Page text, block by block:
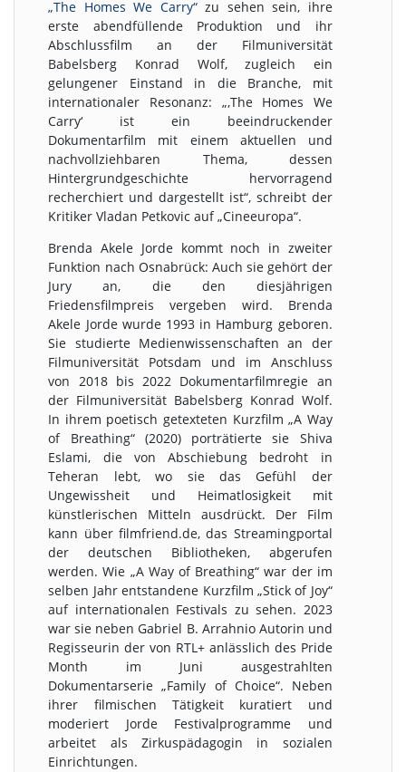
„The Homes We Carry“zu sehen sein, ihre
erste abendfüllende Produktion und ihr
Abschlussfilm an der Filmuniversität
Babelsberg Konrad Wolf, zugleich ein
gelungener Einstand in die Branche, mit
internationaler Resonanz: „‚The Homes We
Carry‘ ist ein beeindruckender
Dokumentarfilm mit einem aktuellen und
nachvollziehbaren Thema, dessen
Hintergrundgeschichte hervorragend
recherchiert und dargestellt ist“, schreibt der
Kritiker Vladan Petkovic auf „Cineeuropa“.
Brenda Akele Jorde kommt noch in zweiter
Funktion nach Osnabrück: Auch sie gehört der
Jury an, die den diesjährigen
Friedensfilmpreis vergeben wird. Brenda
Akele Jorde wurde 1993 in Hamburg geboren.
Sie studierte Medienwissenschaften an der
Filmuniversität Potsdam und im Anschluss
von 2018 bis 2022 Dokumentarfilmregie an
der Filmuniversität Babelsberg Konrad Wolf.
In ihrem poetisch getexteten Kurzfilm „A Way
of Breathing“ (2020) porträtierte sie Shiva
Eslami, die von Abschiebung bedroht in
Teheran lebt, wo sie das Gefühl der
Ungewissheit und Heimatlosigkeit mit
künstlerischen Mitteln ausdrückt. Der Film
kann über filmfriend.de, das Streamingportal
der deutschen Bibliotheken, abgerufen
werden. Wie „A Way of Breathing“ war der im
selben Jahr entstandene Kurzfilm „Stick of Joy“
auf internationalen Festivals zu sehen. 2023
war sie neben Gabriel B. Arrahnio Autorin und
Regisseurin der von RTL+ anlässlich des Pride
Month im Juni ausgestrahlten
Dokumentarserie „Family of Choice“. Neben
ihrer filmischen Tätigkeit kuratiert und
moderiert Jorde Festivalprogramme und
arbeitet als Zirkuspädagogin in sozialen
Einrichtungen.